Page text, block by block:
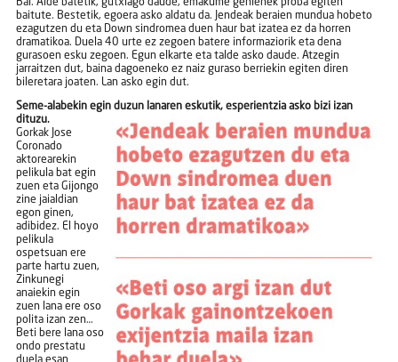
baitute. Bestetik, egoera asko aldatu da. Jendeak beraien mundua hobeto
ezagutzen du eta Down sindromea duen haur bat izatea ez da horren
dramatikoa. Duela 40 urte ez zegoen batere informaziorik eta dena
gurasoen esku zegoen. Egun elkarte eta talde asko daude. Atzegin
jarraitzen dut, baina dagoeneko ez naiz guraso berriekin egiten diren
bileretara joaten. Lan asko egin dut.
Seme-alabekin egin duzun lanaren eskutik, esperientzia asko bizi izan
dituzu.
Gorkak Jose
Coronado
aktorearekin
pelikula bat egin
zuen eta Gijongo
zine jaialdian
egon ginen,
adibidez. El hoyo
pelikula
ospetsuan ere
parte hartu zuen,
Zinkunegi
anaiekin egin
zuen lana ere oso
polita izan zen…
Beti bere lana oso
ondo prestatu